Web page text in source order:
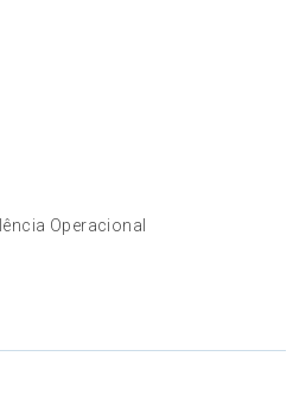
Operacional